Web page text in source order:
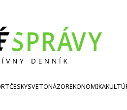
ČESKYSVETONÁZOREKONOMIKA